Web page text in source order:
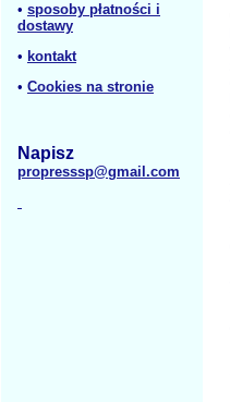
• sposoby płatności i
dostawy
• kontakt
• Cookies na stronie
Napisz
propresssp@gmail.com